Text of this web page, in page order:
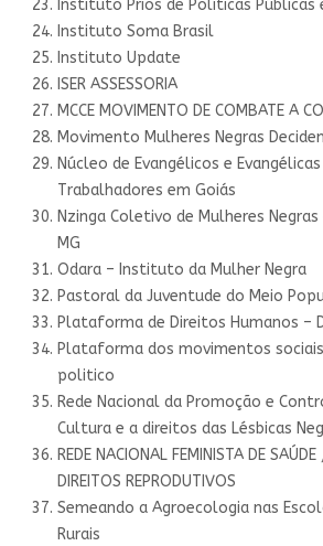
Instituto Prios de Políticas Públicas
Instituto Soma Brasil
Instituto Update
ISER ASSESSORIA
MCCE MOVIMENTO DE COMBATE A
Movimento Mulheres Negras
Núcleo de Evangélicos e
Trabalhadores em Goiás
Nzinga Coletivo de Mulheres
MG
Odara – Instituto da Mulher Negra
Pastoral da Juventude do Meio
Plataforma de Direitos Humanos –
Plataforma dos movimentos
politico
Rede Nacional da Promoção e
Cultura e a direitos das Lésbicas
REDE NACIONAL FEMINISTA DE
DIREITOS REPRODUTIVOS
Semeando a Agroecologia nas
Rurais